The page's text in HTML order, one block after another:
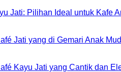
Jati: Pilihan Ideal untuk Kafe
Jati yang di Gemari Anak
Kayu Jati yang Cantik dan